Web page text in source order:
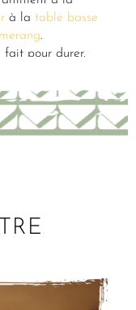
à la table basse
.
fait pour durer.